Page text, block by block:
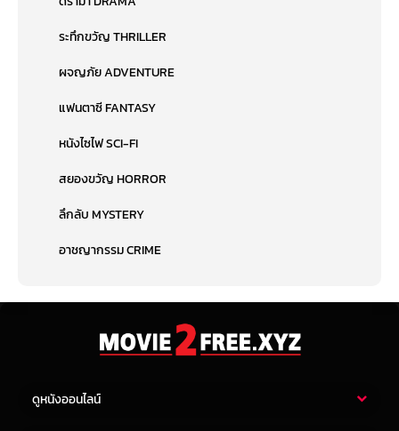
ระทึกขวัญ THRILLER
ผจญภัย ADVENTURE
แฟนตาซี FANTASY
หนังไซไฟ SCI-FI
สยองขวัญ HORROR
ลึกลับ MYSTERY
อาชญากรรม CRIME
ดูหนังออนไลน์